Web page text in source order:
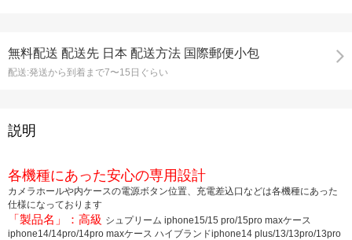
無料配送 配送先 日本 配送方法 国際郵便小包
配送:発送から到着まで7〜15日ぐらい
説明
各機種にあった安心の専用設計
カメラホールや内ケースの電源ボタン位置、充電差込口などは各機種にあった
仕様になっております
「製品名」：高級 シュプリーム iphone15/15 pro/15pro maxケース
iphone14/14pro/14pro maxケース ハイブランドiphone14 plus/13/13pro/13pro